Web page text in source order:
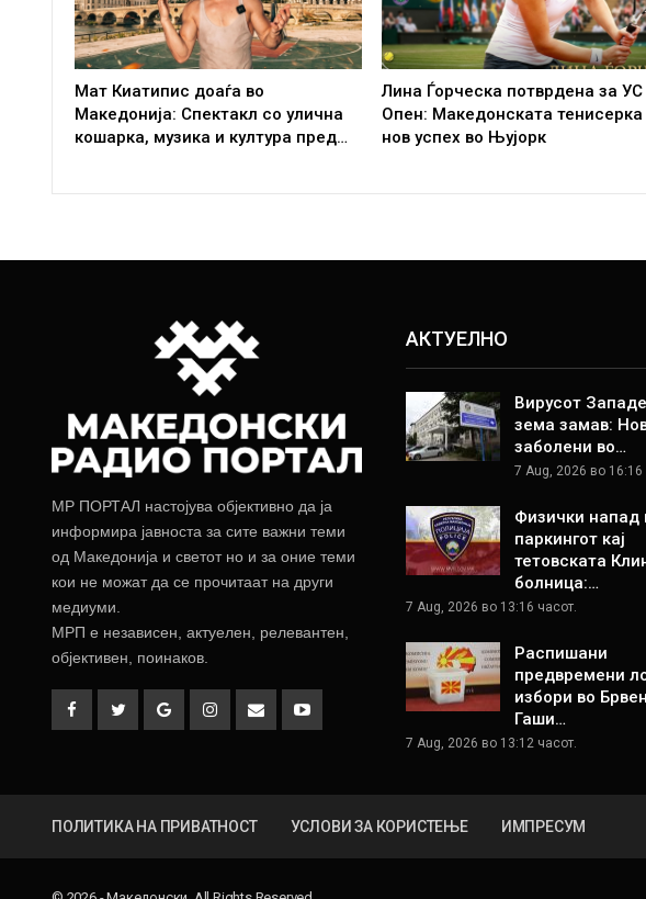
Мат Киатипис доаѓа во
Македонија: Спектакл со улична
кошарка, музика и култура пред…
Лина Ѓорческа потврдена за УС
Опен: Македонската тенисерка
нов успех во Њујорк
МР ПОРТАЛ настојува објективно да ја
информира јавноста за сите важни теми
од Македонија и светот но и за оние теми
кои не можат да се прочитаат на други
медиуми.
МРП е независен, актуелен, релевантен,
објективен, поинаков.
АКТУЕЛНО
Вирусот
зема замав:
заболени во…
7 Aug, 2026 во 16:16
Физички напад
паркингот кај
тетовската
болница:…
7 Aug, 2026 во 13:16 часот.
Распишани
предвремени
избори во
Гаши…
7 Aug, 2026 во 13:12 часот.
ПОЛИТИКА НА ПРИВАТНОСТ УСЛОВИ ЗА КОРИСТЕЊЕ ИМПРЕСУМ